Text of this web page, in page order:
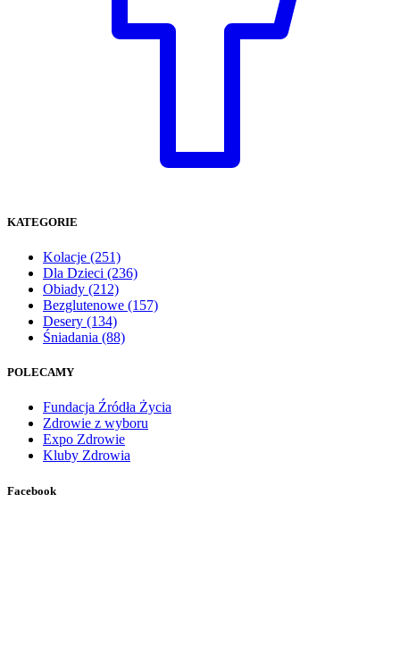
KATEGORIE
Kolacje (251)
Dla Dzieci (236)
Obiady (212)
Bezglutenowe (157)
Desery (134)
Śniadania (88)
POLECAMY
Fundacja Źródła Życia
Zdrowie z wyboru
Expo Zdrowie
Kluby Zdrowia
Facebook